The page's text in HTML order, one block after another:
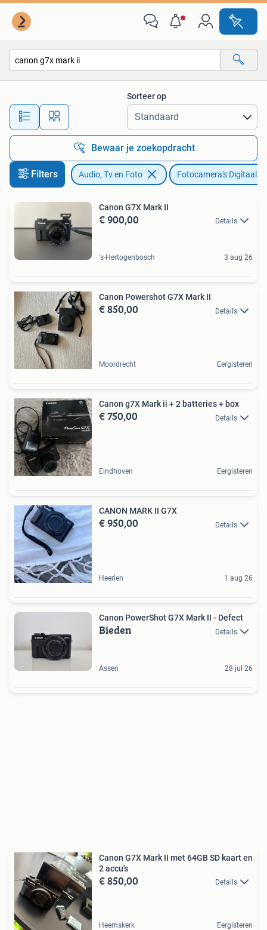
Alle afstanden…
Sorteer op
Bewaar je zoekopdracht
Filters Audio, Tv en Foto Fotocamera's Digitaal
Canon G7X Mark II
€ 900,00 Details
's-Hertogenbosch 3 aug 26
Canon Powershot G7X Mark II
€ 850,00 Details
Moordrecht Eergisteren
Canon g7X Mark ii + 2 batteries + box
€ 750,00 Details
Eindhoven Eergisteren
CANON MARK II G7X
€ 950,00 Details
Heerlen 1 aug 26
Canon PowerShot G7X Mark II - Defect
Bieden Details
Assen 28 jul 26
Canon G7X Mark II met 64GB SD kaart en
2 accu's
€ 850,00 Details
Heemskerk Eergisteren